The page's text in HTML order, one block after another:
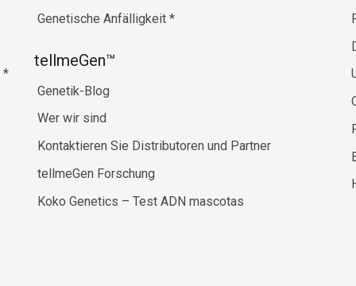
*
Genetische Anfälligkeit *
tellmeGen™
Genetik-Blog
Wer wir sind
Kontaktieren Sie Distributoren und Partner
tellmeGen Forschung
Koko Genetics – Test ADN mascotas